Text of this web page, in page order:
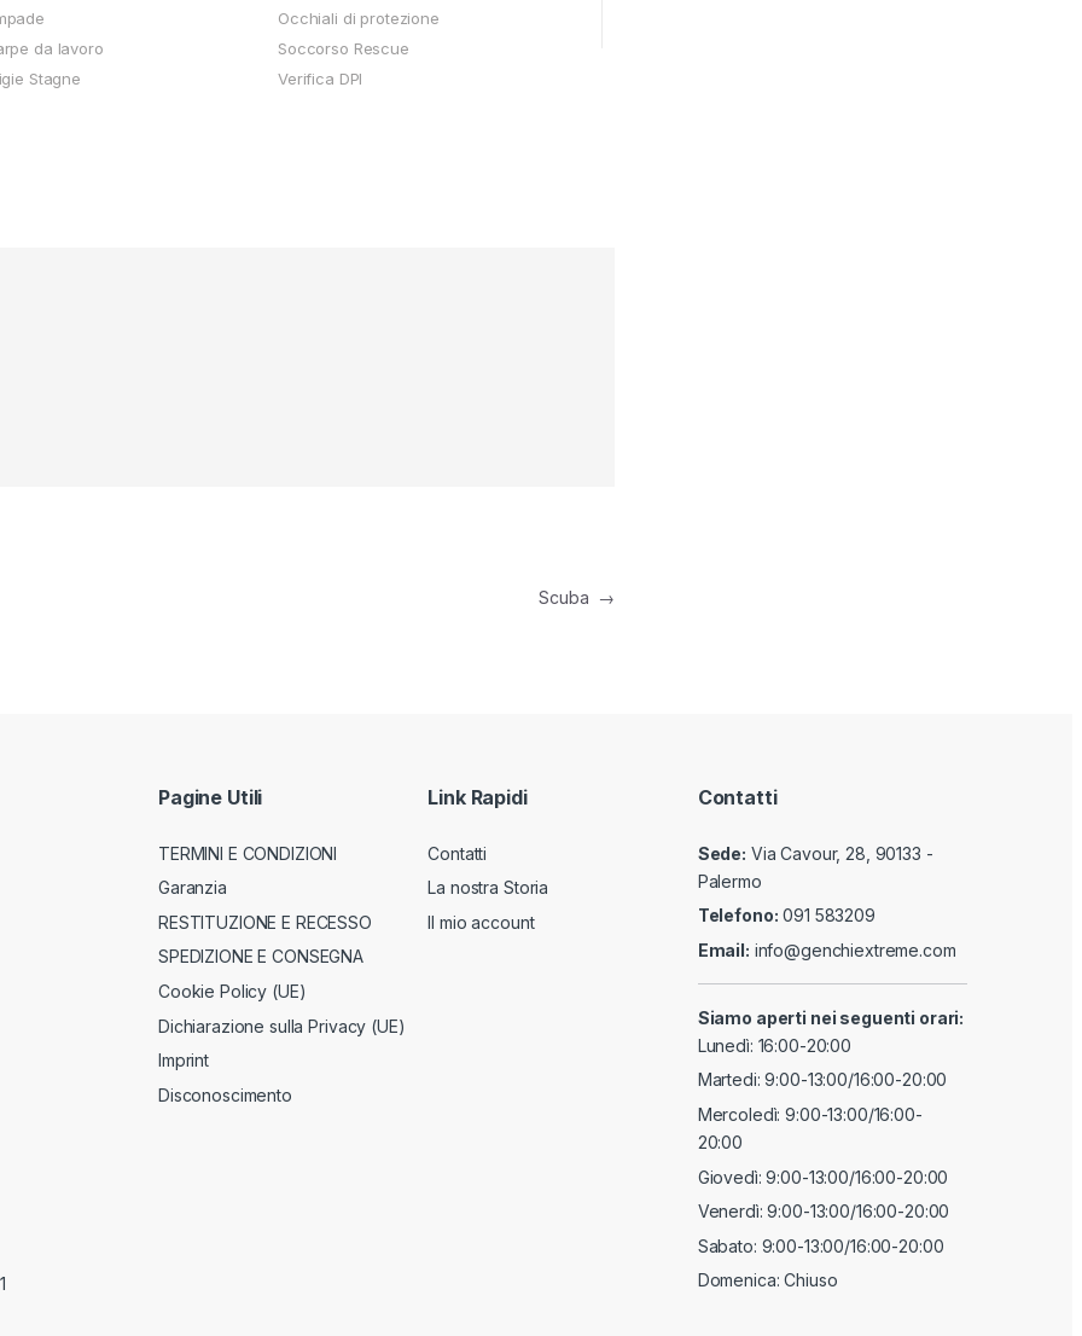
Occhiali di protezione
da lavoro
Soccorso Rescue
Stagne Verifica DPI
Scuba →
Pagine Utili
TERMINI E CONDIZIONI
Garanzia
RESTITUZIONE E RECESSO
SPEDIZIONE E CONSEGNA
Cookie Policy (UE)
Dichiarazione sulla Privacy (UE)
Imprint
Disconoscimento
Link Rapidi
Contatti
La nostra Storia
Il mio account
Contatti
Sede: Via Cavour, 28, 90133 -
Palermo
Telefono: 091 583209
Email: info@genchiextreme.com
Siamo aperti nei seguenti orari:
Lunedì: 16:00-20:00
Martedi: 9:00-13:00/16:00-20:00
Mercoledì: 9:00-13:00/16:00-
20:00
Giovedì: 9:00-13:00/16:00-20:00
Venerdì: 9:00-13:00/16:00-20:00
Sabato: 9:00-13:00/16:00-20:00
Domenica: Chiuso